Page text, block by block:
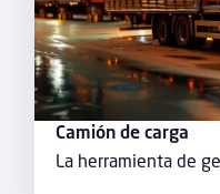
Camión de carga
La herramienta de